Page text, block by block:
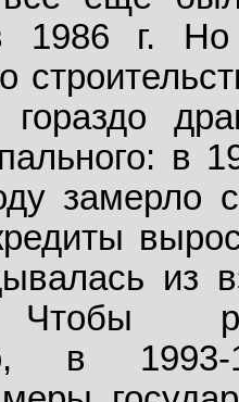
г. Но
гораздо
в
замерло
из
в